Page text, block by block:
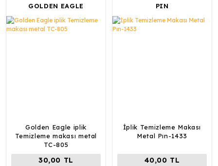
GOLDEN EAGLE
Golden Eagle iplik
Temizleme makası metal
TC-805
30,00 TL
PIN
İplik Temizleme Makası
Metal Pın-1433
40,00 TL